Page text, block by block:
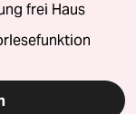
frei Haus